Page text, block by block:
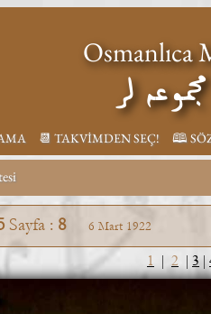
Osmanlıca
لر
📆︎ TAKVİMDEN SEÇ! 🕮
Sayfa : 8 6 Mart 1922
1 | 2 | 3 |